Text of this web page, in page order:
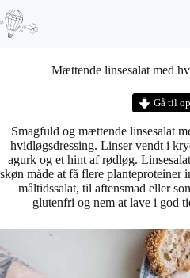
Mættende linsesalat med
Gå til
Smagfuld og mættende linsesalat
hvidløgsdressing. Linser vendt i
agurk og et hint af rødløg.
skøn måde at få flere planteproteiner
måltidssalat, til aftensmad eller
glutenfri og nem at lave i god